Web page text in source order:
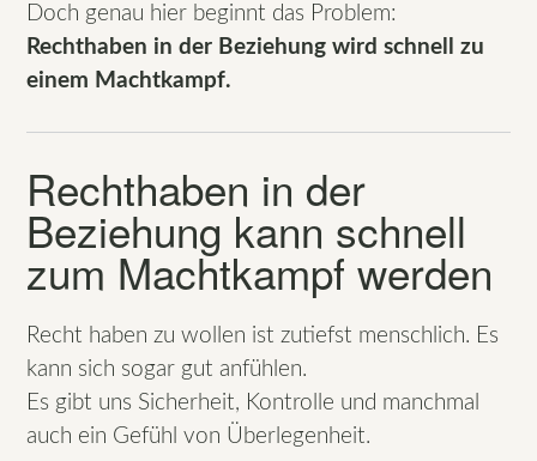
Doch genau hier beginnt das Problem:
Rechthaben in der Beziehung wird schnell zu
einem Machtkampf.
Rechthaben in der
Beziehung kann schnell
zum Machtkampf werden
Recht haben zu wollen ist zutiefst menschlich. Es
kann sich sogar gut anfühlen.
Es gibt uns Sicherheit, Kontrolle und manchmal
auch ein Gefühl von Überlegenheit.